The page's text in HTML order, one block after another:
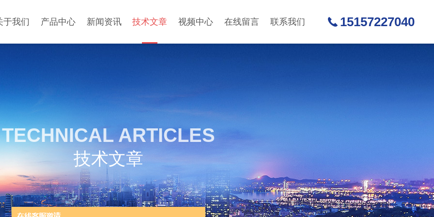
于我们 产品中心 新闻资讯 技术文章 视频中心 在线留言 联系我们 15157227040
TECHNICAL ARTICLES
技术文章